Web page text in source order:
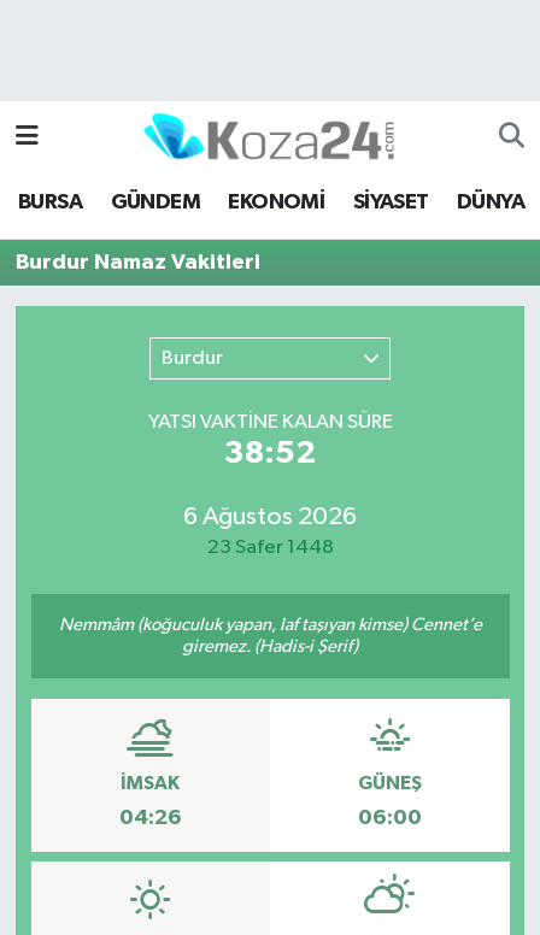
BURSA GÜNDEM EKONOMİ SİYASET DÜNYA
Burdur Namaz Vakitleri
Burdur
YATSI VAKTİNE KALAN SÜRE
38:52
6 Ağustos 2026
23 Safer 1448
Nemmâm (koğuculuk yapan, laf taşıyan kimse) Cennet’e
giremez. (Hadis-i Şerif)
İMSAK
04:26
GÜNEŞ
06:00
Bursa Hava Durumu
Bursa Namaz Vakitleri
Bursa Trafik Yoğunluk Haritası
Süper Lig Puan Durumu ve Fikstür
Son Dakika Haberleri